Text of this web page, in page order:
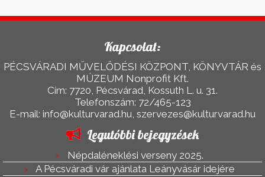
Kapcsolat:
PÉCSVÁRADI MŰVELŐDÉSI KÖZPONT, KÖNYVTÁR és
MÚZEUM Nonprofit Kft.
Cím: 7720, Pécsvárad, Kossuth L. u. 31.
Telefonszám: 72/465-123
E-mail: info@kulturvarad.hu, szervezes@kulturvarad.hu
Legutóbbi bejegyzések
Népdaléneklési verseny 2025.
A Pécsváradi vár ajánlata Leányvásár idejére